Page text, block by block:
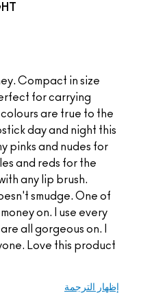
Compact in size
for carrying
colours are true to the
day and night this
pinks and nudes for
and reds for the
any lip brush.
smudge. One of
on. I use every
all gorgeous on. I
Love this product
إظهار الترجمة